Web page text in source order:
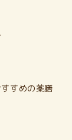
すめの薬膳